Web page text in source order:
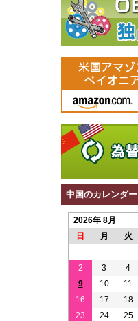
中国のカレンダー
2026年 8月
日
月 火
2
3 4
9
10 11
16
17 18
23
24 25